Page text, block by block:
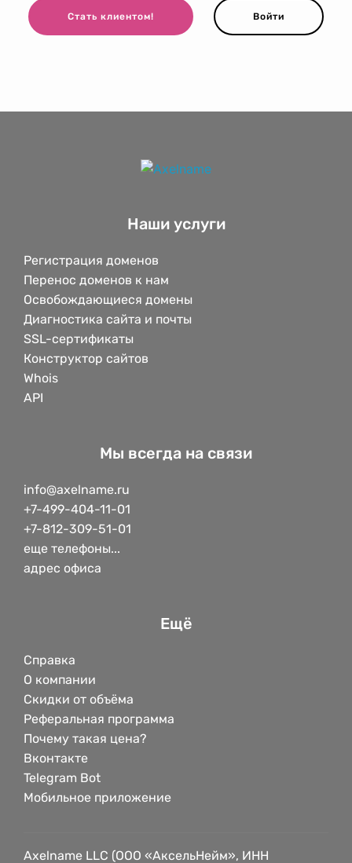
Стать клиентом! Войти
Наши услуги
Регистрация доменов
Перенос доменов к нам
Освобождающиеся домены
Диагностика сайта и почты
SSL-сертификаты
Конструктор сайтов
Whois
API
Мы всегда на связи
info@axelname.ru
+7-499-404-11-01
+7-812-309-51-01
еще телефоны...
адрес офиса
Ещё
Справка
О компании
Скидки от объёма
Реферальная программа
Почему такая цена?
Вконтакте
Telegram Bot
Мобильное приложение
Axelname LLC (ООО «АксельНейм», ИНН